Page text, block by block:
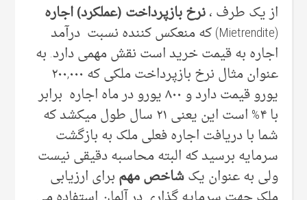
از یک طرف ،نرخ بازپرداخت (عملکرد) اجاره
(Mietrendite) که منعکس کننده نسبت درآمد
اجاره به قیمت خرید است نقش مهمی دارد. به
عنوان مثال نرخ بازپرداخت ملکی که ۲۰۰,۰۰۰
یورو قیمت دارد و ۸۰۰ یورو در ماه اجاره برابر
با ۴% است این یعنی ۲۱ سال طول میکشد که
شما با دریافت اجاره فعلی ملک به بازگشت
سرمایه برسید که البته محاسبه دقیقی نیست
ولی به عنوان یکشاخص مهمبرای ارزیابی